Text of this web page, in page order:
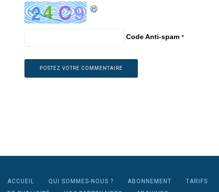
Code Anti-spam *
ACCUEIL QUI SOMMES-NOUS ? ABONNEMENT
TARIFS